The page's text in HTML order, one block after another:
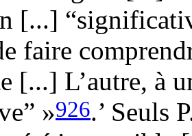
[...]
faire
[...] L’autre, à
»926.’ Seuls